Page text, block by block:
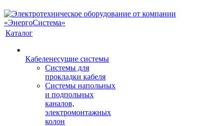
Каталог
Кабеленесущие системы
Системы для
прокладки кабеля
Системы напольных
и подпольных
каналов,
электромонтажных
колон